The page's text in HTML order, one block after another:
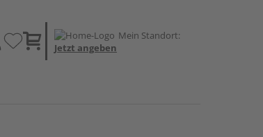
Mein Standort:
Jetzt angeben